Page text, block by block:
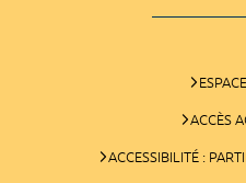
ACCÈS
ACCESSIBILITÉ :